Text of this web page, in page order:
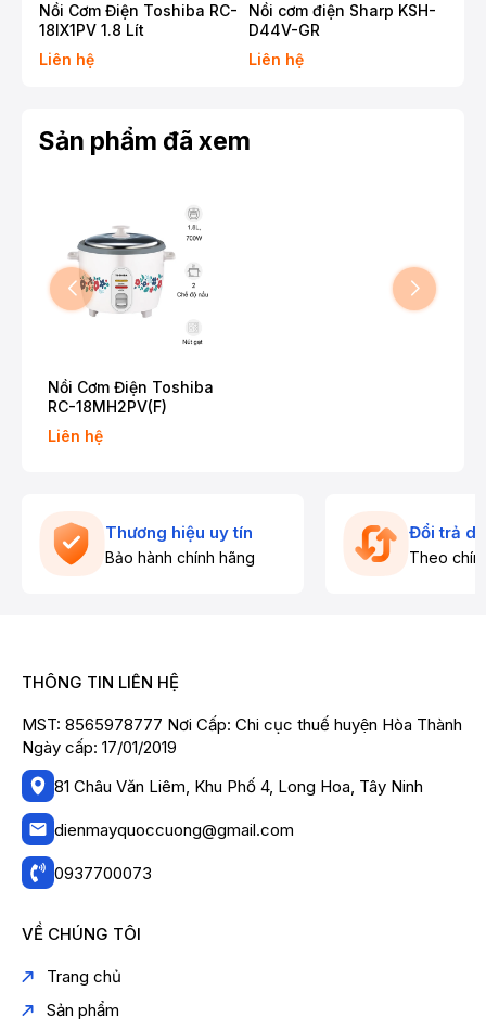
Nồi Cơm Điện Toshiba RC-
18IX1PV 1.8 Lít
Liên hệ
Nồi cơm điện Sharp KSH-
D44V-GR
Liên hệ
Sản phẩm đã xem
Nồi Cơm Điện Toshiba
RC-18MH2PV(F)
Liên hệ
Thương hiệu uy tín
Bảo hành chính hãng
Đổi trả
Theo
THÔNG TIN LIÊN HỆ
MST: 8565978777 Nơi Cấp: Chi cục thuế huyện Hòa Thành
Ngày cấp: 17/01/2019
81 Châu Văn Liêm, Khu Phố 4, Long Hoa, Tây Ninh
dienmayquoccuong@gmail.com
0937700073
VỀ CHÚNG TÔI
Trang chủ
Sản phẩm